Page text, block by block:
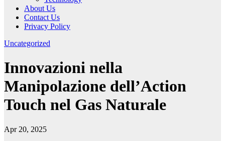
About Us
Contact Us
Privacy Policy
Uncategorized
Innovazioni nella
Manipolazione dell’Action
Touch nel Gas Naturale
Apr 20, 2025